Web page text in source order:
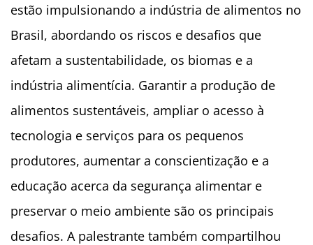
estão impulsionando a indústria de alimentos no
Brasil, abordando os riscos e desafios que
afetam a sustentabilidade, os biomas e a
indústria alimentícia. Garantir a produção de
alimentos sustentáveis, ampliar o acesso à
tecnologia e serviços para os pequenos
produtores, aumentar a conscientização e a
educação acerca da segurança alimentar e
preservar o meio ambiente são os principais
desafios. A palestrante também compartilhou